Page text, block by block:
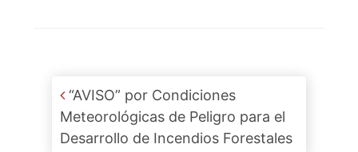
Post navigation
“AVISO” por Condiciones
Meteorológicas de Peligro para el
Desarrollo de Incendios Forestales